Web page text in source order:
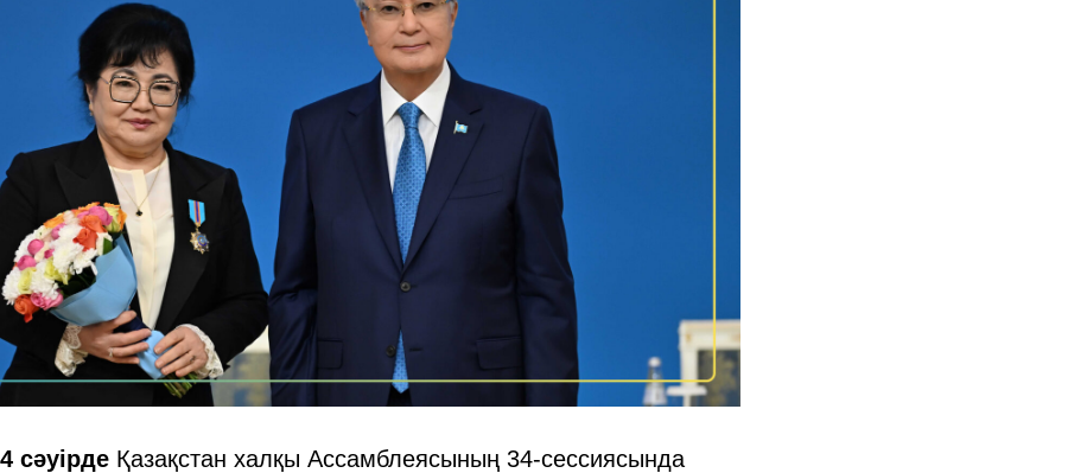
сәуірде Қазақстан халқы Ассамблеясының 34-сессиясында